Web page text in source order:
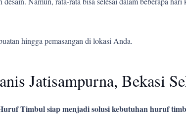
hingga pemasangan di lokasi Anda.
Jatisampurna, Bekasi
Timbul siap menjadi solusi kebutuhan huruf